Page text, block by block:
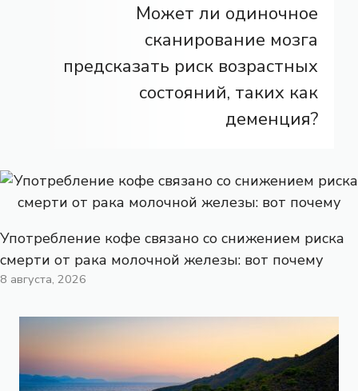
Может ли одиночное
сканирование мозга
предсказать риск возрастных
состояний, таких как
деменция?
Употребление кофе связано со снижением риска
смерти от рака молочной железы: вот почему
8 августа, 2026